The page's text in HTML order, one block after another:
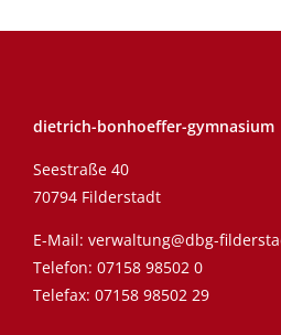
dietrich-bonhoeffer-gymnasium
Seestraße 40
70794 Filderstadt
E-Mail: verwaltung@dbg-
Telefon: 07158 98502 0
Telefax: 07158 98502 29